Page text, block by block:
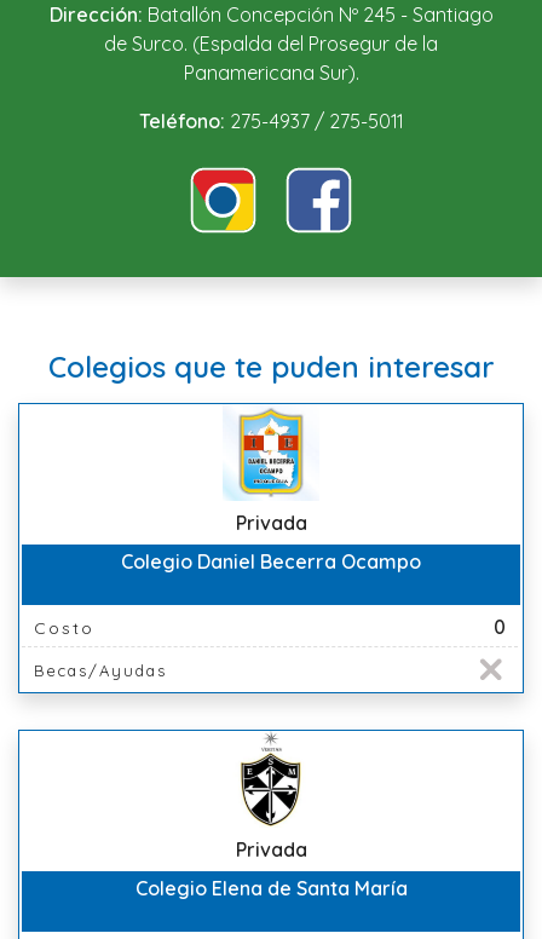
Dirección: Batallón Concepción Nº 245 - Santiago
de Surco. (Espalda del Prosegur de la
Panamericana Sur).
Teléfono: 275-4937 / 275-5011
Colegios que te puden interesar
Privada
Colegio Daniel Becerra Ocampo
Costo 0
Becas/Ayudas
Privada
Colegio Elena de Santa María